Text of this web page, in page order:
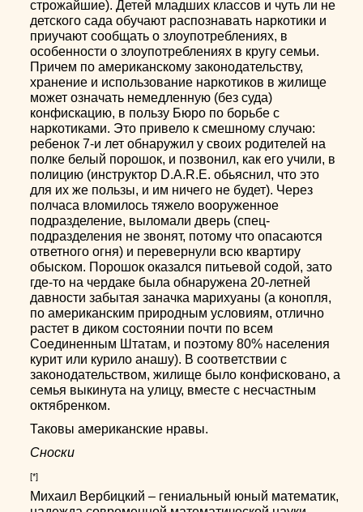
строжайшие). Детей младших классов и чуть ли не
детского сада обучают распознавать наркотики и
приучают сообщать о злоупотреблениях, в
особенности о злоупотреблениях в кругу семьи.
Причем по американскому законодательству,
хранение и использование наркотиков в жилище
может означать немедленную (без суда)
конфискацию, в пользу Бюро по борьбе с
наркотиками. Это привело к смешному случаю:
ребенок 7-и лет обнаружил у своих родителей на
полке белый порошок, и позвонил, как его учили, в
полицию (инструктор D.A.R.E. обьяснил, что это
для их же пользы, и им ничего не будет). Через
полчаса вломилось тяжело вооруженное
подразделение, выломали дверь (спец-
подразделения не звонят, потому что опасаются
ответного огня) и перевернули всю квартиру
обыском. Порошок оказался питьевой содой, зато
где-то на чердаке была обнаружена 20-летней
давности забытая заначка марихуаны (а конопля,
по американским природным условиям, отлично
растет в диком состоянии почти по всем
Соединенным Штатам, и поэтому 80% населения
курит или курило анашу). В соответствии с
законодательством, жилище было конфисковано, а
семья выкинута на улицу, вместе с несчастным
октябренком.
Таковы американские нравы.
Сноски
[*]
Михаил Вербицкий – гениальный юный математик,